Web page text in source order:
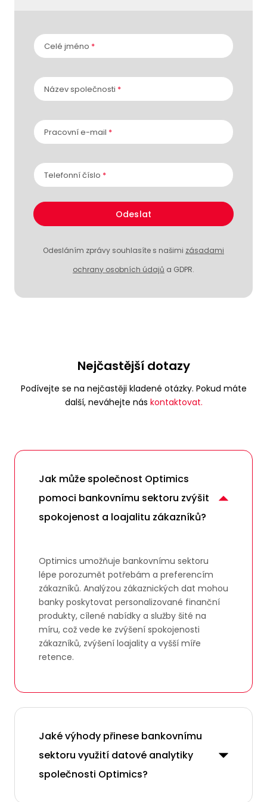
Celé jméno *
Název společnosti *
Pracovní e-mail *
Telefonní číslo *
Odeslat
Odesláním zprávy souhlasíte s našimi zásadami
ochrany osobních údajů a GDPR.
Nejčastější dotazy
Podívejte se na nejčastěji kladené otázky. Pokud máte
další, neváhejte nás kontaktovat.
Jak může společnost Optimics
pomoci bankovnímu sektoru zvýšit
spokojenost a loajalitu zákazníků?
Optimics umožňuje bankovnímu sektoru
lépe porozumět potřebám a preferencím
zákazníků. Analýzou zákaznických dat mohou
banky poskytovat personalizované finanční
produkty, cílené nabídky a služby šité na
míru, což vede ke zvýšení spokojenosti
zákazníků, zvýšení loajality a vyšší míře
retence.
Jaké výhody přinese bankovnímu
sektoru využití datové analytiky
společnosti Optimics?